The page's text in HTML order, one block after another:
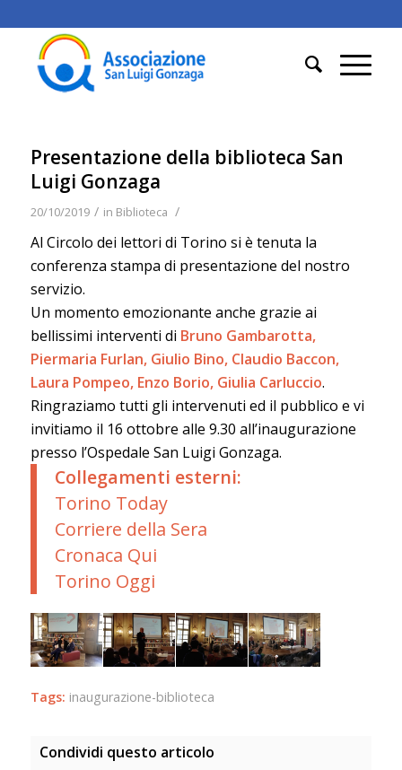
Presentazione della biblioteca San
Luigi Gonzaga
20/10/2019 / in Biblioteca /
Al Circolo dei lettori di Torino si è tenuta la
conferenza stampa di presentazione del nostro
servizio.
Un momento emozionante anche grazie ai
bellissimi interventi di Bruno Gambarotta,
Piermaria Furlan, Giulio Bino, Claudio Baccon,
Laura Pompeo, Enzo Borio, Giulia Carluccio.
Ringraziamo tutti gli intervenuti ed il pubblico e vi
invitiamo il 16 ottobre alle 9.30 all’inaugurazione
presso l’Ospedale San Luigi Gonzaga.
Collegamenti esterni:
Torino Today
Corriere della Sera
Cronaca Qui
Torino Oggi
Tags: inaugurazione-biblioteca
Condividi questo articolo